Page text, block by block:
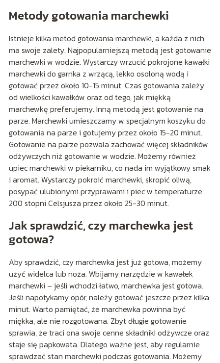
Metody gotowania marchewki
Istnieje kilka metod gotowania marchewki, a każda z nich
ma swoje zalety. Najpopularniejszą metodą jest gotowanie
marchewki w wodzie. Wystarczy wrzucić pokrojone kawałki
marchewki do garnka z wrzącą, lekko osoloną wodą i
gotować przez około 10-15 minut. Czas gotowania zależy
od wielkości kawałków oraz od tego, jak miękką
marchewkę preferujemy. Inną metodą jest gotowanie na
parze. Marchewki umieszczamy w specjalnym koszyku do
gotowania na parze i gotujemy przez około 15-20 minut.
Gotowanie na parze pozwala zachować więcej składników
odżywczych niż gotowanie w wodzie. Możemy również
upiec marchewki w piekarniku, co nada im wyjątkowy smak
i aromat. Wystarczy pokroić marchewki, skropić oliwą,
posypać ulubionymi przyprawami i piec w temperaturze
200 stopni Celsjusza przez około 25-30 minut.
Jak sprawdzić, czy marchewka jest
gotowa?
Aby sprawdzić, czy marchewka jest już gotowa, możemy
użyć widelca lub noża. Wbijamy narzędzie w kawałek
marchewki – jeśli wchodzi łatwo, marchewka jest gotowa.
Jeśli napotykamy opór, należy gotować jeszcze przez kilka
minut. Warto pamiętać, że marchewka powinna być
miękka, ale nie rozgotowana. Zbyt długie gotowanie
sprawia, że traci ona swoje cenne składniki odżywcze oraz
staje się papkowata. Dlatego ważne jest, aby regularnie
sprawdzać stan marchewki podczas gotowania. Możemy